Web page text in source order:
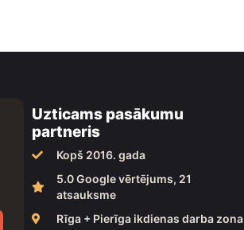
Uzticams pasākumu
partneris
Kopš 2016. gada
5.0 Google vērtējums, 21
atsauksme
Rīga + Pierīga ikdienas darba zona